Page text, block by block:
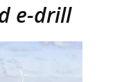
e-drill